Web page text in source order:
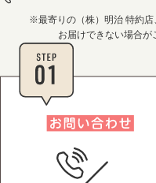
※最寄りの（株）明治 特約店
お届けできない場合が